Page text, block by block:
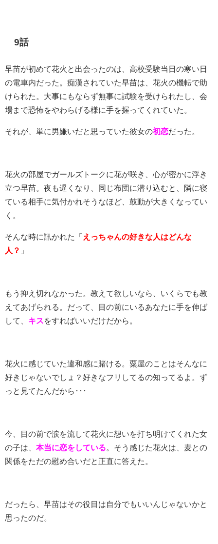
9話
早苗が初めて花火と出会ったのは、高校受験当日の寒い日
の電車内だった。痴漢されていた早苗は、花火の機転で助
けられた。大事にもならず無事に試験を受けられたし、会
場まで恐怖をやわらげる様に手を握ってくれていた。
それが、単に男嫌いだと思っていた彼女の初恋だった。
花火の部屋でガールズトークに花が咲き、心が密かに浮き
立つ早苗。夜も遅くなり、同じ布団に潜り込むと、隣に寝
ている相手に気付かれそうなほど、鼓動が大きくなってい
く。
そんな時に訊かれた「 えっちゃんの好きな人はどんな
人 ？ 」
もう抑え切れなかった。教えて欲しいなら、いくらでも教
えてあげられる。だって、目の前にいるあなたに手を伸ば
して、 キス をすればいいだけだから。
花火に感じていた違和感に賭ける。粟屋のことはそんなに
好きじゃないでしょ？好きなフリしてるの知ってるよ。ず
っと見てたんだから･･･
今、目の前で涙を流して花火に想いを打ち明けてくれた女
の子は、 本当に恋をしている 。そう感じた花火は、麦との
関係をただの慰め合いだと正直に答えた。
だったら、早苗はその役目は自分でもいいんじゃないかと
思ったのだ。